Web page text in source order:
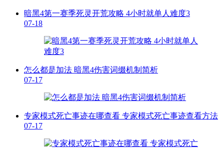
暗黑4第一赛季死灵开荒攻略 4小时就单人难度3
07-18
怎么都是加法 暗黑4伤害词缀机制简析
07-17
专家模式死亡事迹在哪查看 专家模式死亡事迹查看方法
07-17